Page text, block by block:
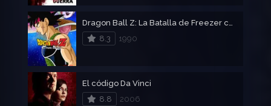
Dragon Ball Z: La Batalla de Freezer contra el Padre de Goku
8.3
1990
El código Da Vinci
8.8
2006